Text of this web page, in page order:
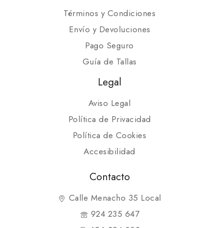
Términos y Condiciones
Envío y Devoluciones
Pago Seguro
Guía de Tallas
Legal
Aviso Legal
Política de Privacidad
Política de Cookies
Accesibilidad
Contacto
Calle Menacho 35 Local
924 235 647